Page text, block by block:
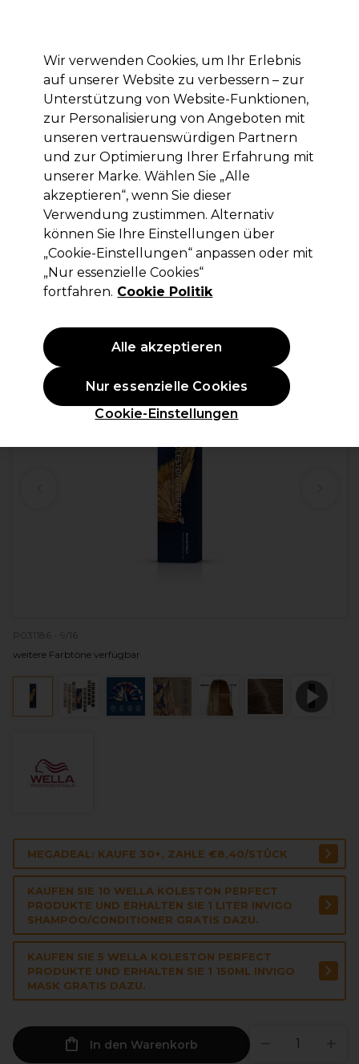
Anmelden
Marken Deals Haare Elektrogeräte Saloneinrichtung
Lieferung und Lieferzeiten
– mehr erfahren
Wella Professionals
Wella Professionals Koleston Perfect
Permanente Haarfarbe 9/16 60ml
(68)
12,60 € ohne MwSt. (PROFI-PREIS)
14,99 €inkl. MwSt.)| 21.00 € pro 100ml
ANGEBOT
P031186 - 9/16
weitere Farbtöne verfügbar
MEGADEAL: KAUFE 30+, ZAHLE €8,40/STÜCK
KAUFEN SIE 10 WELLA KOLESTON PERFECT
PRODUKTE UND ERHALTEN SIE 1 LITER INVIGO
SHAMPOO/CONDITIONER GRATIS DAZU.
KAUFEN SIE 5 WELLA KOLESTON PERFECT
PRODUKTE UND ERHALTEN SIE 1 150ML INVIGO
MASK GRATIS DAZU.
In den Warenkorb
Wir verwenden Cookies, um Ihr Erlebnis
auf unserer Website zu verbessern – zur
Unterstützung von Website-Funktionen,
zur Personalisierung von Angeboten mit
unseren vertrauenswürdigen Partnern
und zur Optimierung Ihrer Erfahrung mit
unserer Marke. Wählen Sie „Alle
akzeptieren“, wenn Sie dieser
Verwendung zustimmen. Alternativ
können Sie Ihre Einstellungen über
„Cookie-Einstellungen“ anpassen oder mit
„Nur essenzielle Cookies“
fortfahren. Cookie Politik
Cookie-Einstellungen
Nur essenzielle Cookies
Alle akzeptieren